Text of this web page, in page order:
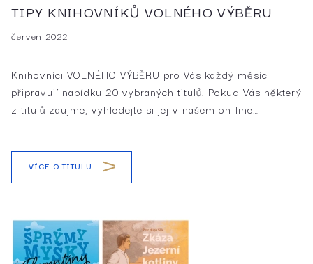
TIPY KNIHOVNÍKŮ VOLNÉHO VÝBĚRU
červen 2022
Knihovníci VOLNÉHO VÝBĚRU pro Vás každý měsíc
připravují nabídku 20 vybraných titulů. Pokud Vás některý
z titulů zaujme, vyhledejte si jej v našem on-line…
VÍCE O TITULU